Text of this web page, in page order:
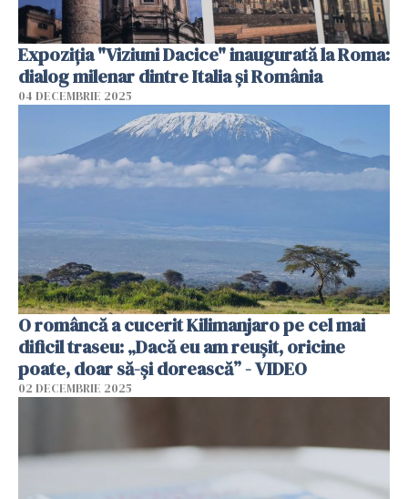
Expoziția "Viziuni Dacice" inaugurată la Roma:
dialog milenar dintre Italia și România
04 DECEMBRIE 2025
O româncă a cucerit Kilimanjaro pe cel mai
dificil traseu: „Dacă eu am reușit, oricine
poate, doar să-și dorească” - VIDEO
02 DECEMBRIE 2025